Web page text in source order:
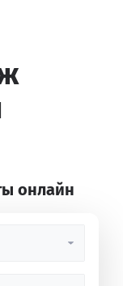
онлайн